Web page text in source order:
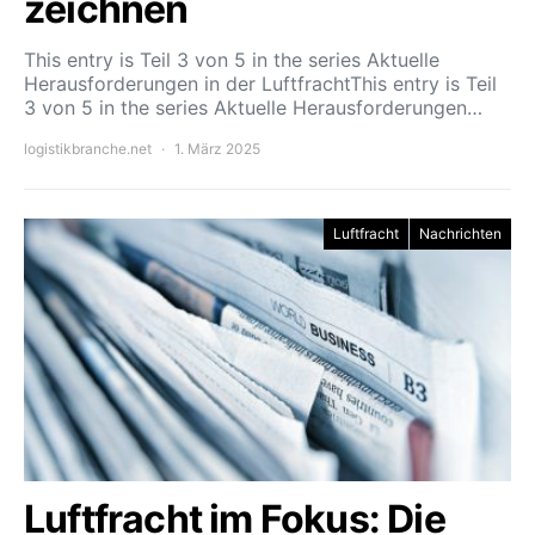
This entry is Teil 3 von 5 in the series Aktuelle
Herausforderungen in der LuftfrachtThis entry is Teil
3 von 5 in the series Aktuelle Herausforderungen…
logistikbranche.net 1. März 2025
Luftfracht Nachrichten
Luftfracht im Fokus: Die